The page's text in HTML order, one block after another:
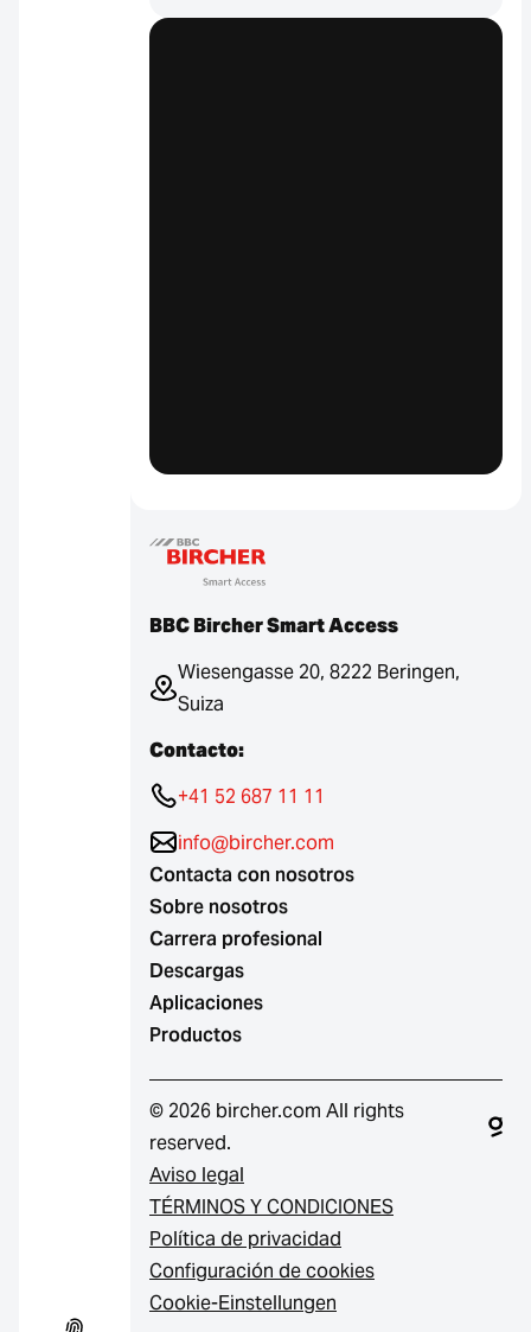
BBC Bircher Smart Access
Wiesengasse 20, 8222 Beringen,
Suiza
Contacto:
+41 52 687 11 11
info@bircher.com
Contacta con nosotros
Sobre nosotros
Carrera profesional
Descargas
Aplicaciones
Productos
© 2026 bircher.com All rights
reserved.
Aviso legal
TÉRMINOS Y CONDICIONES
Política de privacidad
Configuración de cookies
Cookie-Einstellungen